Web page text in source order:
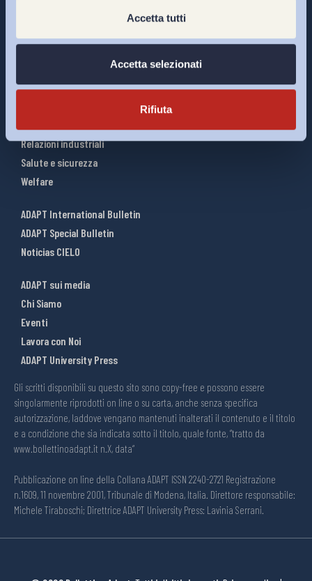
Accetta tutti
Accetta selezionati
Rifiuta
Infografiche
Relazioni industriali
Salute e sicurezza
Welfare
ADAPT International Bulletin
ADAPT Special Bulletin
Noticias CIELO
ADAPT sui media
Chi Siamo
Eventi
Lavora con Noi
ADAPT University Press
Gli scritti disponibili su questo sito sono copy-free e possono essere
singolarmente riprodotti on line o su carta, anche senza specifica
autorizzazione, laddove vengano mantenuti inalterati il contenuto e il titolo
e a condizione che sia indicata sotto il titolo, quale fonte, “tratto da
www.bollettinoadapt.it n.X, data“
Pubblicazione on line della Collana ADAPT ISSN 2240-2721 Registrazione
n.1609, 11 novembre 2001, Tribunale di Modena, Italia. Direttore responsabile:
Michele Tiraboschi; Direttrice ADAPT University Press: Lavinia Serrani.